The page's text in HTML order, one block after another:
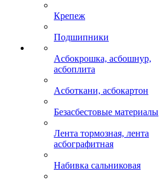
Крепеж
Подшипники
Асбокрошка, асбошнур,
асбоплита
Асботкани, асбокартон
Безасбестовые материалы
Лента тормозная, лента
асбографитная
Набивка сальниковая